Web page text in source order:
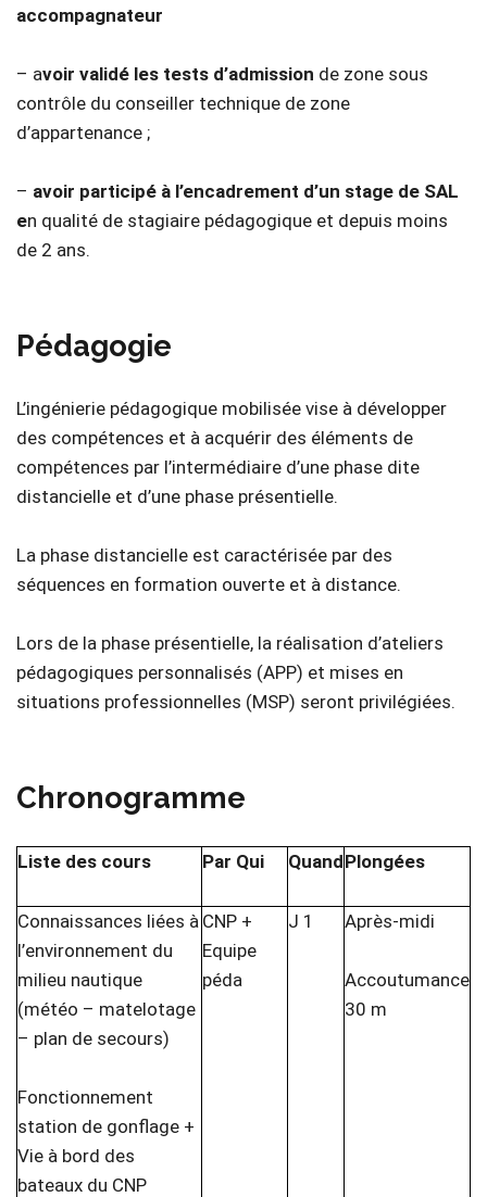
accompagnateur
– avoir validé les tests d’admission de zone sous
contrôle du conseiller technique de zone
d’appartenance ;
– avoir participé à l’encadrement d’un stage de SAL
en qualité de stagiaire pédagogique et depuis moins
de 2 ans.
Pédagogie
L’ingénierie pédagogique mobilisée vise à développer
des compétences et à acquérir des éléments de
compétences par l’intermédiaire d’une phase dite
distancielle et d’une phase présentielle.
La phase distancielle est caractérisée par des
séquences en formation ouverte et à distance.
Lors de la phase présentielle, la réalisation d’ateliers
pédagogiques personnalisés (APP) et mises en
situations professionnelles (MSP) seront privilégiées.
Chronogramme
Liste des cours Par Qui QuandPlongées
Connaissances liées à
l’environnement du
milieu nautique
(météo – matelotage
– plan de secours)
Fonctionnement
station de gonflage +
Vie à bord des
bateaux du CNP
CNP +
Equipe
péda
J 1 Après-midi
Accoutumance
30 m